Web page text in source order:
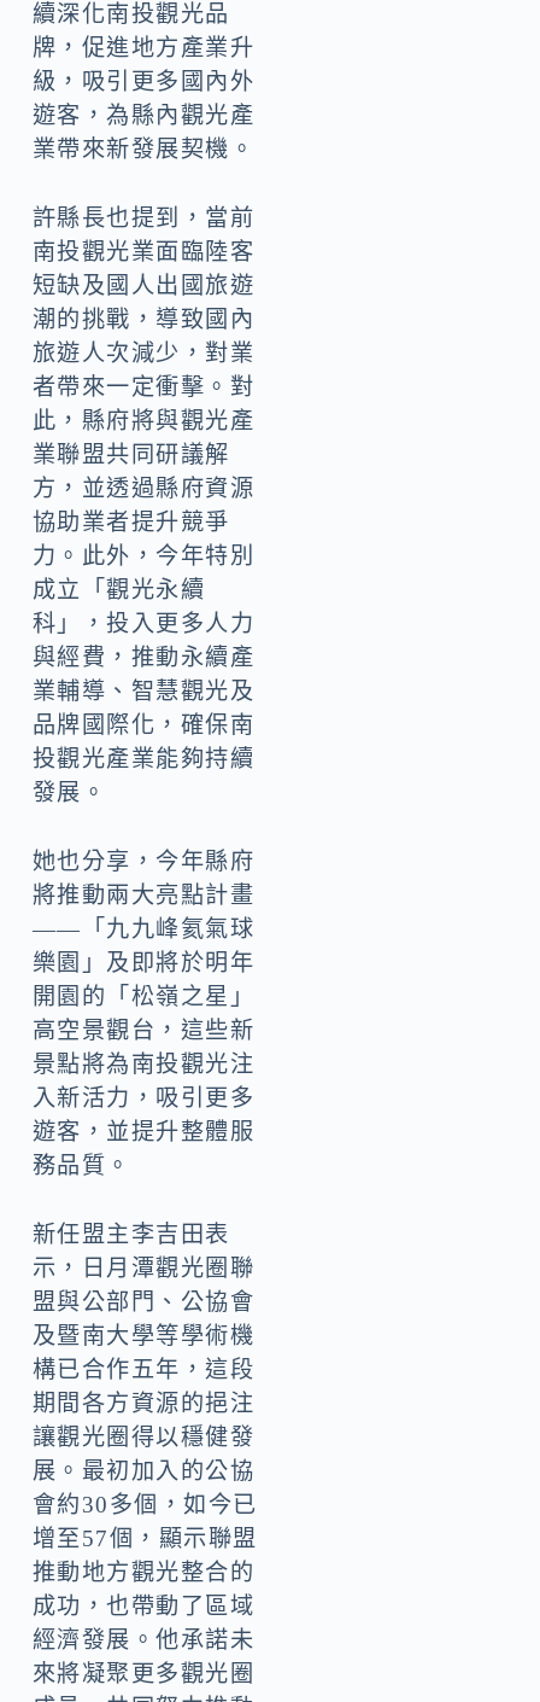
續深化南投觀光品
牌，促進地方產業升
級，吸引更多國內外
遊客，為縣內觀光產
業帶來新發展契機。
許縣長也提到，當前
南投觀光業面臨陸客
短缺及國人出國旅遊
潮的挑戰，導致國內
旅遊人次減少，對業
者帶來一定衝擊。對
此，縣府將與觀光產
業聯盟共同研議解
方，並透過縣府資源
協助業者提升競爭
力。此外，今年特別
成立「觀光永續
科」，投入更多人力
與經費，推動永續產
業輔導、智慧觀光及
品牌國際化，確保南
投觀光產業能夠持續
發展。
她也分享，今年縣府
將推動兩大亮點計畫
——「九九峰氦氣球
樂園」及即將於明年
開園的「松嶺之星」
高空景觀台，這些新
景點將為南投觀光注
入新活力，吸引更多
遊客，並提升整體服
務品質。
新任盟主李吉田表
示，日月潭觀光圈聯
盟與公部門、公協會
及暨南大學等學術機
構已合作五年，這段
期間各方資源的挹注
讓觀光圈得以穩健發
展。最初加入的公協
會約30多個，如今已
增至57個，顯示聯盟
推動地方觀光整合的
成功，也帶動了區域
經濟發展。他承諾未
來將凝聚更多觀光圈